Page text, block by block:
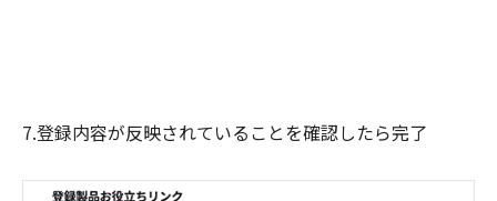
7.登録内容が反映されていることを確認したら完了